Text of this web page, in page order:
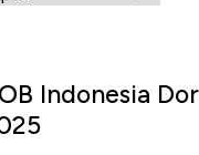
Indonesia